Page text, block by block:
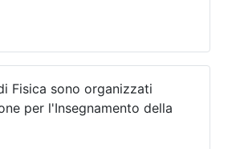
Fisica sono organizzati
per l'Insegnamento della